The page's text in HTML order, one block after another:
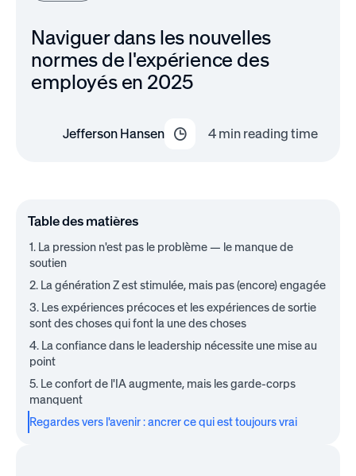
Naviguer dans les nouvelles
normes de l'expérience des
employés en 2025
Jefferson Hansen 4min reading time
Table des matières
1. La pression n'est pas le problème — le manque de
soutien
2. La génération Z est stimulée, mais pas (encore) engagée
3. Les expériences précoces et les expériences de sortie
sont des choses qui font la une des choses
4. La confiance dans le leadership nécessite une mise au
point
5. Le confort de l'IA augmente, mais les garde-corps
manquent
Regardes vers l'avenir : ancrer ce qui est toujours vrai